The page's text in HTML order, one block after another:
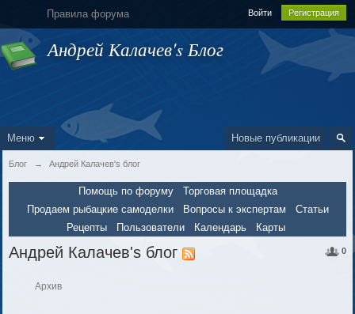
Правила форума Войти Регистрация
Андрей Калачев's Блог
Новые публикации
Меню
Блог → Андрей Калачев's блог
Помощь по форуму
Торговая площадка
Продаем рыбацкие самоделки
Вопросы к экспертам
Статьи
Рецепты
Пользователи Календарь Карты
0
Андрей Калачев's блог
Архив